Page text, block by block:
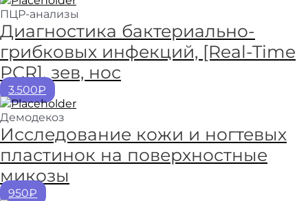
ПЦР-анализы
Диагностика бактериально-
грибковых инфекций, [Real-Time
PCR], зев, нос
3.500₽
Демодекоз
Исследование кожи и ногтевых
пластинок на поверхностные
микозы
950₽